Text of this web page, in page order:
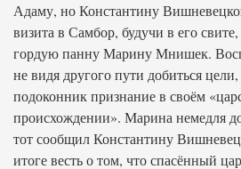
Адаму, но Константину
визита в Самбор, будучи в его
гордую панну Марину Мнишек.
не видя другого пути добиться
подоконник признание в своём
происхождении». Марина немедля
тот сообщил Константину
итоге весть о том, что спасённый